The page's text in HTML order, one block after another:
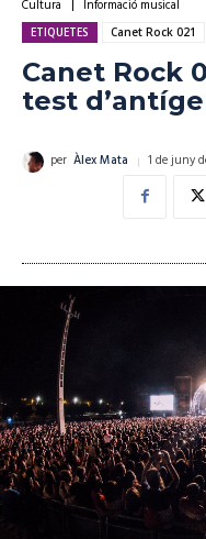
Cultura Informació musical
ETIQUETES Canet Rock 021
Canet Rock
test
per Àlex Mata 1 de juny